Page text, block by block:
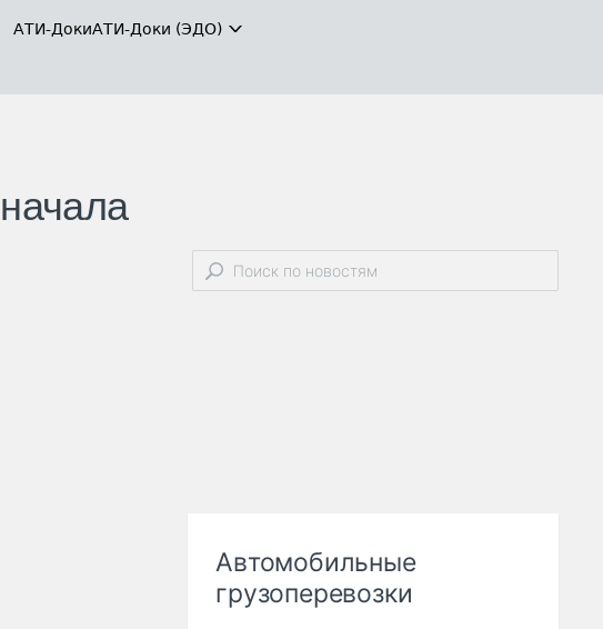
АТИ-ДокиАТИ-Доки (ЭДО)
Автомобильные
грузоперевозки